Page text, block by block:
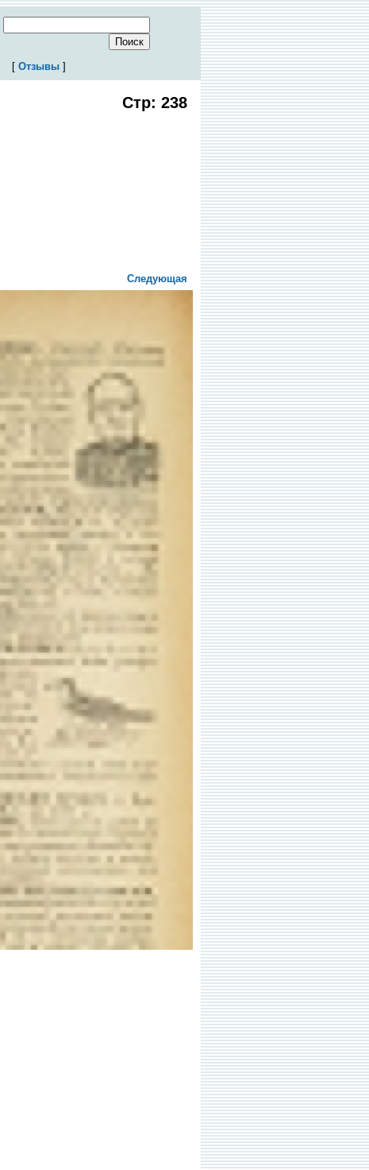
[ Отзывы]
Стр: 238
Следующая